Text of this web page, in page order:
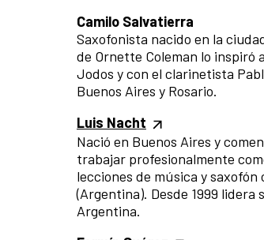
Camilo Salvatierra
Saxofonista nacido en la
de Ornette Coleman lo inspiró
Jodos y con el clarinetista
Buenos Aires y Rosario.
Luis Nacht
Nació en Buenos Aires y
trabajar profesionalmente
lecciones de música y
(Argentina). Desde 1999
Argentina.